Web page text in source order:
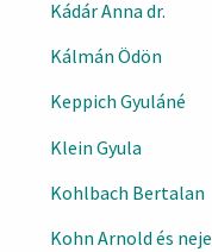
Kádár Anna dr.
Kálmán Ödön
Keppich Gyuláné
Klein Gyula
Kohlbach Bertalan
Kohn Arnold és neje